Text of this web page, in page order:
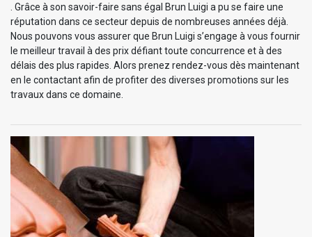
. Grâce à son savoir-faire sans égal Brun Luigi a pu se faire une
réputation dans ce secteur depuis de nombreuses années déjà.
Nous pouvons vous assurer que Brun Luigi s’engage à vous fournir
le meilleur travail à des prix défiant toute concurrence et à des
délais des plus rapides. Alors prenez rendez-vous dès maintenant
en le contactant afin de profiter des diverses promotions sur les
travaux dans ce domaine.